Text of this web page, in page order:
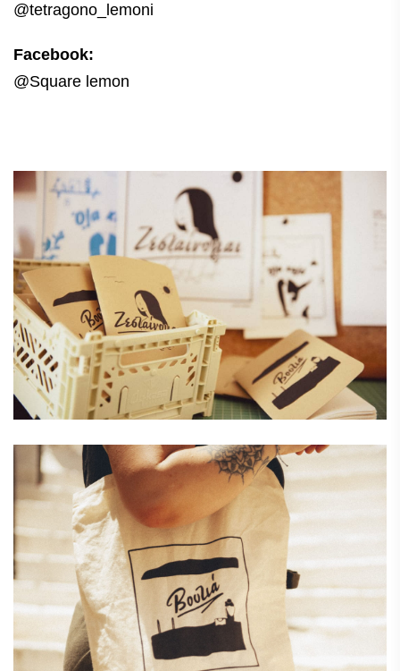
@tetragono_lemoni
Facebook:
@Square lemon